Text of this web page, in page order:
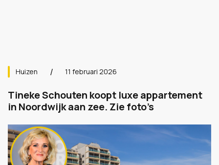
Huizen 11 februari 2026
Tineke Schouten koopt luxe appartement
in Noordwijk aan zee. Zie foto’s